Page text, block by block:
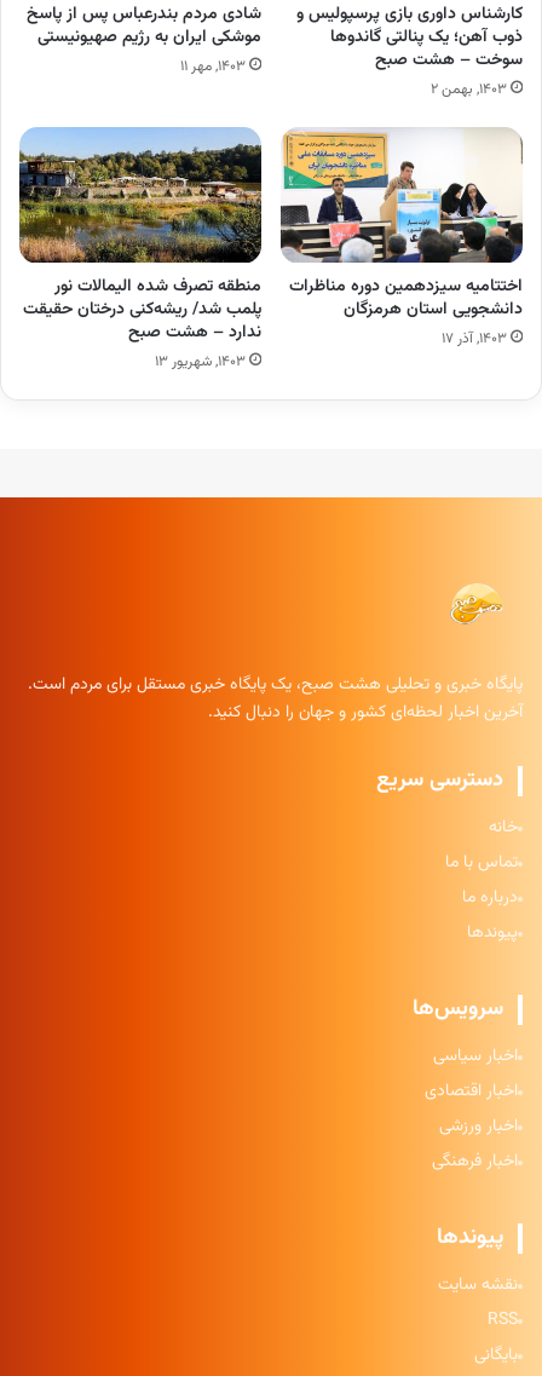
کارشناس داوری بازی پرسپولیس و
ذوب آهن؛ یک پنالتی گاندوها
سوخت – هشت صبح
۱۴۰۳, بهمن ۲
شادی مردم بندرعباس پس از پاسخ
موشکی ایران به رژیم صهیونیستی
۱۴۰۳, مهر ۱۱
اختتامیه سیزدهمین دوره مناظرات
دانشجویی استان هرمزگان
۱۴۰۳, آذر ۱۷
منطقه تصرف شده الیمالات نور
پلمب شد/ ریشه‌کنی درختان حقیقت
ندارد – هشت صبح
۱۴۰۳, شهریور ۱۳
پایگاه خبری و تحلیلی هشت صبح، یک پایگاه خبری مستقل برای مردم است.
آخرین اخبار لحظه‌ای کشور و جهان را دنبال کنید.
دسترسی سریع
خانه
تماس با ما
درباره ما
پیوندها
سرویس‌ها
اخبار سیاسی
اخبار اقتصادی
اخبار ورزشی
اخبار فرهنگی
پیوندها
نقشه سایت
RSS
بایگانی